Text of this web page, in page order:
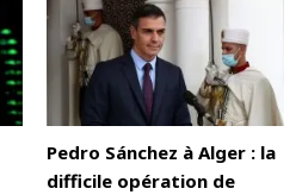
Pedro Sánchez à Alger : la
difficile opération de